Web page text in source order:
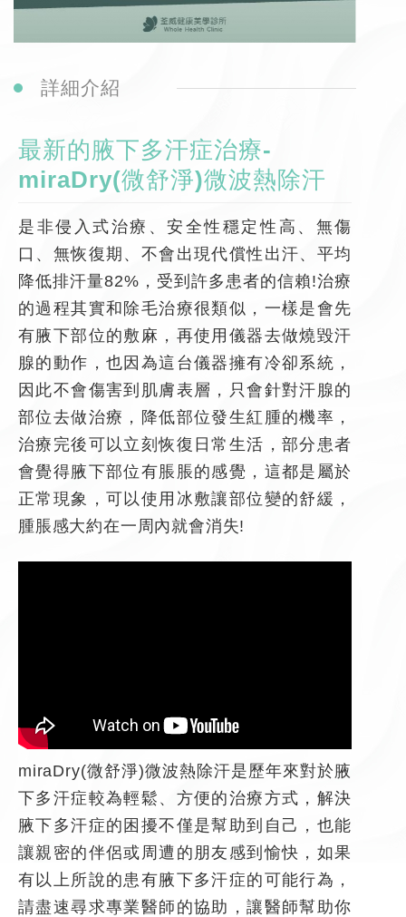
詳細介紹
最新的腋下多汗症治療-
miraDry(微舒淨)微波熱除汗
是非侵入式治療、安全性穩定性高、無傷
口、無恢復期、不會出現代償性出汗、平均
降低排汗量82%，受到許多患者的信賴!治療
的過程其實和除毛治療很類似，一樣是會先
有腋下部位的敷麻，再使用儀器去做燒毀汗
腺的動作，也因為這台儀器擁有冷卻系統，
因此不會傷害到肌膚表層，只會針對汗腺的
部位去做治療，降低部位發生紅腫的機率，
治療完後可以立刻恢復日常生活，部分患者
會覺得腋下部位有脹脹的感覺，這都是屬於
正常現象，可以使用冰敷讓部位變的舒緩，
腫脹感大約在一周內就會消失!
miraDry(微舒淨)微波熱除汗是歷年來對於腋
下多汗症較為輕鬆、方便的治療方式，解決
腋下多汗症的困擾不僅是幫助到自己，也能
讓親密的伴侶或周遭的朋友感到愉快，如果
有以上所說的患有腋下多汗症的可能行為，
請盡速尋求專業醫師的協助，讓醫師幫助你